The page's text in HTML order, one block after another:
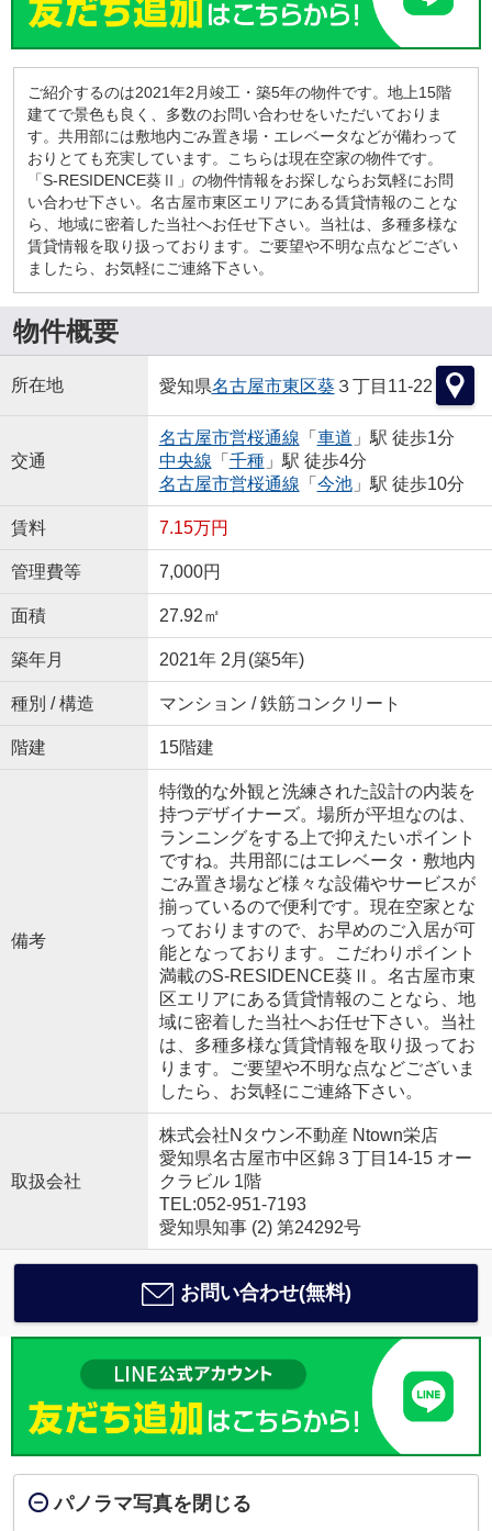
ご紹介するのは2021年2月竣工・築5年の物件です。地上15階
建てで景色も良く、多数のお問い合わせをいただいておりま
す。共用部には敷地内ごみ置き場・エレベータなどが備わって
おりとても充実しています。こちらは現在空家の物件です。
「S-RESIDENCE葵Ⅱ」の物件情報をお探しならお気軽にお問
い合わせ下さい。名古屋市東区エリアにある賃貸情報のことな
ら、地域に密着した当社へお任せ下さい。当社は、多種多様な
賃貸情報を取り扱っております。ご要望や不明な点などござい
ましたら、お気軽にご連絡下さい。
物件概要
所在地 愛知県名古屋市東区葵３丁目11-22
交通
名古屋市営桜通線 「 車道 」駅 徒歩1分
中央線 「 千種」駅 徒歩4分
名古屋市営桜通線 「 今池」駅 徒歩10分
賃料 7.15万円
管理費等 7,000円
面積 27.92㎡
築年月 2021年 2月(築5年)
種別 / 構造 マンション / 鉄筋コンクリート
階建 15階建
備考
特徴的な外観と洗練された設計の内装を
持つデザイナーズ。場所が平坦なのは、
ランニングをする上で抑えたいポイント
ですね。共用部にはエレベータ・敷地内
ごみ置き場など様々な設備やサービスが
揃っているので便利です。現在空家とな
っておりますので、お早めのご入居が可
能となっております。こだわりポイント
満載のS-RESIDENCE葵Ⅱ。名古屋市東
区エリアにある賃貸情報のことなら、地
域に密着した当社へお任せ下さい。当社
は、多種多様な賃貸情報を取り扱ってお
ります。ご要望や不明な点などございま
したら、お気軽にご連絡下さい。
取扱会社
株式会社Nタウン不動産 Ntown栄店
愛知県名古屋市中区錦３丁目14-15 オー
クラビル 1階
TEL:052-951-7193
愛知県知事 (2) 第24292号
お問い合わせ(無料)
パノラマ写真を閉じる